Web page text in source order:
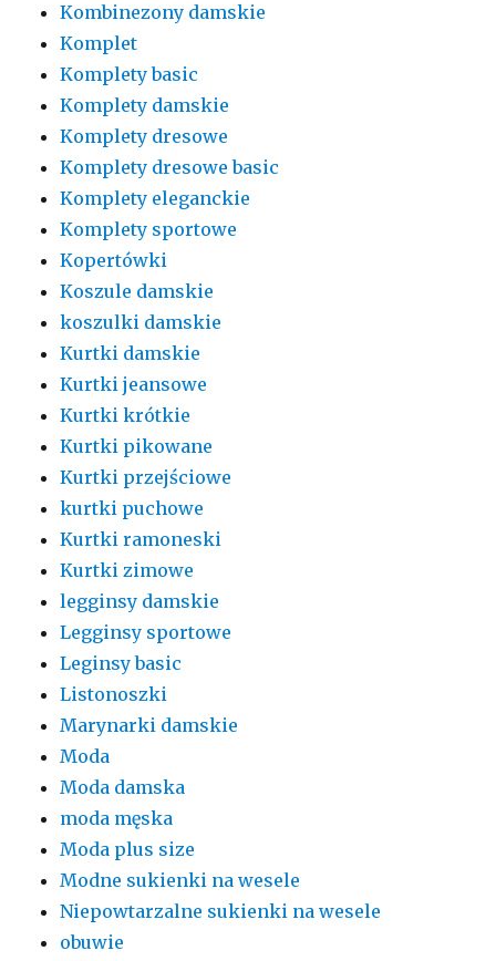
Kombinezony damskie
Komplet
Komplety basic
Komplety damskie
Komplety dresowe
Komplety dresowe basic
Komplety eleganckie
Komplety sportowe
Kopertówki
Koszule damskie
koszulki damskie
Kurtki damskie
Kurtki jeansowe
Kurtki krótkie
Kurtki pikowane
Kurtki przejściowe
kurtki puchowe
Kurtki ramoneski
Kurtki zimowe
legginsy damskie
Legginsy sportowe
Leginsy basic
Listonoszki
Marynarki damskie
Moda
Moda damska
moda męska
Moda plus size
Modne sukienki na wesele
Niepowtarzalne sukienki na wesele
obuwie